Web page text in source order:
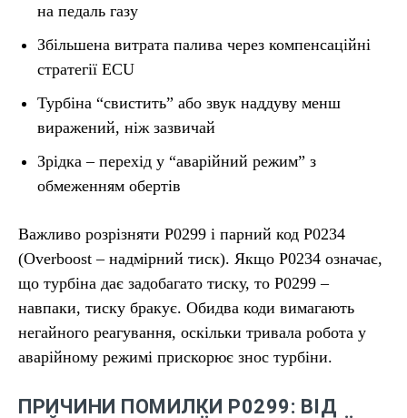
на педаль газу
Збільшена витрата палива через компенсаційні
стратегії ECU
Турбіна “свистить” або звук наддуву менш
виражений, ніж зазвичай
Зрідка – перехід у “аварійний режим” з
обмеженням обертів
Важливо розрізняти P0299 і парний код P0234
(Overboost – надмірний тиск). Якщо P0234 означає,
що турбіна дає задобагато тиску, то P0299 –
навпаки, тиску бракує. Обидва коди вимагають
негайного реагування, оскільки тривала робота у
аварійному режимі прискорює знос турбіни.
ПРИЧИНИ ПОМИЛКИ P0299: ВІД